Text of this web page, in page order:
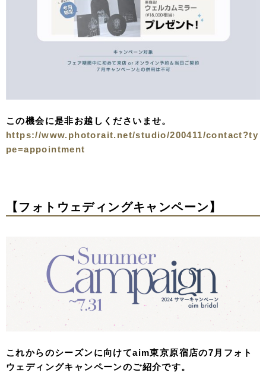
この機会に是非お越しくださいませ。
https://www.photorait.net/studio/200411/contact?ty
pe=appointment
【フォトウェディングキャンペーン】
これからのシーズンに向けてaim東京原宿店の7月フォト
ウェディングキャンペーンのご紹介です。